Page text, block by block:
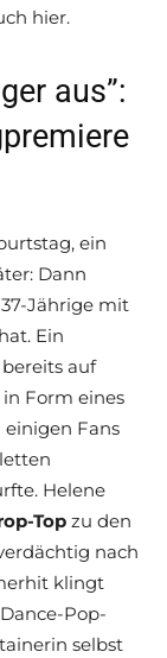
hier.
aus”:
ein
Dann
Jährige mit
Ein
bereits auf
Form eines
einigen Fans
Helene
Top zu den
nach
klingt
Pop-
selbst